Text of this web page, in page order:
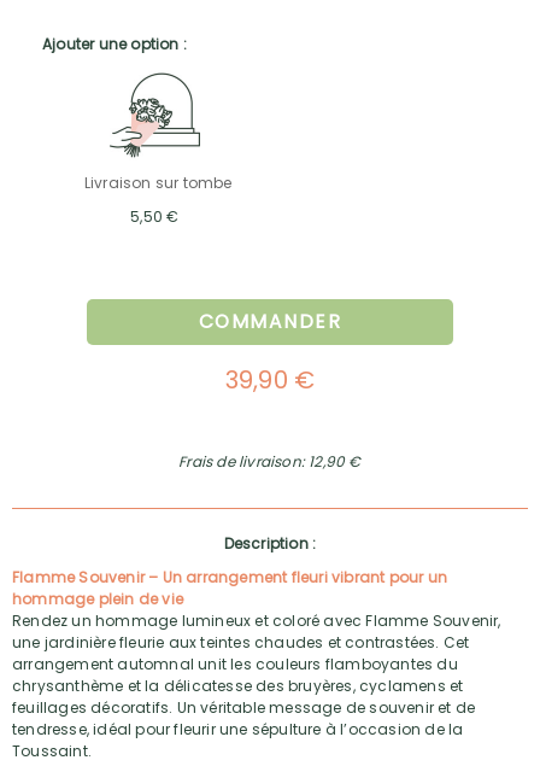
Ajouter une option :
Livraison sur tombe
5,50 €
COMMANDER
39,90 €
Frais de livraison: 12,90 €
Description :
Flamme Souvenir – Un arrangement fleuri vibrant pour un
hommage plein de vie
Rendez un hommage lumineux et coloré avec Flamme Souvenir,
une jardinière fleurie aux teintes chaudes et contrastées. Cet
arrangement automnal unit les couleurs flamboyantes du
chrysanthème et la délicatesse des bruyères, cyclamens et
feuillages décoratifs. Un véritable message de souvenir et de
tendresse, idéal pour fleurir une sépulture à l’occasion de la
Toussaint.